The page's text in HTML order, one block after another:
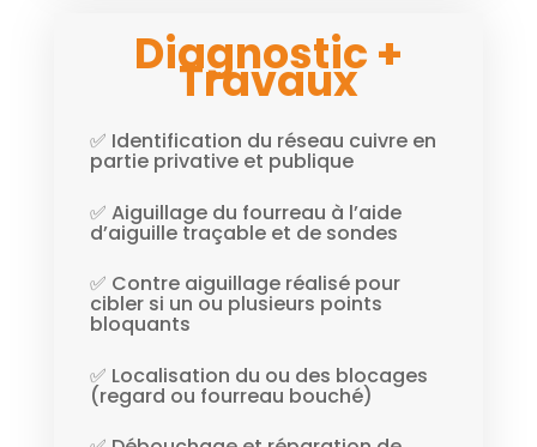
Diagnostic +
Travaux
✅ Identification du réseau cuivre en
partie privative et publique
✅ Aiguillage du fourreau à l’aide
d’aiguille traçable et de sondes
✅ Contre aiguillage réalisé pour
cibler si un ou plusieurs points
bloquants
✅ Localisation du ou des blocages
(regard ou fourreau bouché)